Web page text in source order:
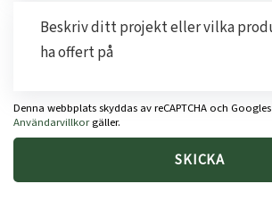
Denna webbplats skyddas av reCAPTCHA och Googles
Användarvillkorgäller.